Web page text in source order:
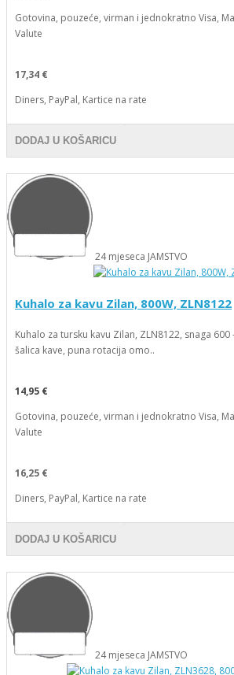
Gotovina, pouzeće, virman i jednokratno Visa,
Valute
17,34 €
Diners, PayPal, Kartice na rate
DODAJ U KOŠARICU
24 mjeseca JAMSTVO
Kuhalo za kavu Zilan, 800W, ZLN8122
Kuhalo za tursku kavu Zilan, ZLN8122, snaga
šalica kave, puna rotacija omo..
14,95 €
Gotovina, pouzeće, virman i jednokratno Visa,
Valute
16,25 €
Diners, PayPal, Kartice na rate
DODAJ U KOŠARICU
24 mjeseca JAMSTVO